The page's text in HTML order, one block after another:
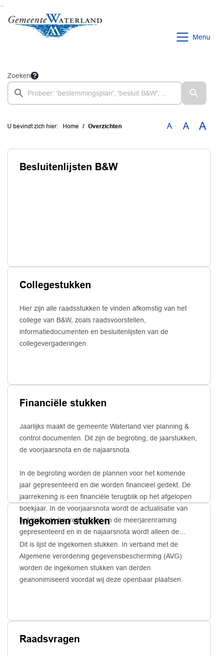
Ga naar de inhoud van deze pagina
Ga naar het zoeken
Ga naar het menu
Menu
Zoeken
U bevindt zich hier: Home Overzichten A A A
Besluitenlijsten B&W
Collegestukken
Hier zijn alle raadsstukken te vinden afkomstig van het
college van B&W, zoals raadsvoorstellen,
informatiedocumenten en besluitenlijsten van de
collegevergaderingen.
Financiële stukken
Jaarlijks maakt de gemeente Waterland vier planning &
control documenten. Dit zijn de begroting, de jaarstukken,
de voorjaarsnota en de najaarsnota.
In de begroting worden de plannen voor het komende
jaar gepresenteerd en die worden financieel gedekt. De
jaarrekening is een financiële terugblik op het afgelopen
boekjaar. In de voorjaarsnota wordt de actualisatie van
het lopende begrotingsjaar en de meerjarenraming
gepresenteerd en in de najaarsnota wordt alleen de
actualisatie van het lopende begrotingsjaar
gepresenteerd.
Ingekomen stukken
Dit is lijst de ingekomen stukken. In verband met de
Algemene verordening gegevensbescherming (AVG)
worden de ingekomen stukken van derden
geanonimiseerd voordat wij deze openbaar plaatsen.
Raadsvragen